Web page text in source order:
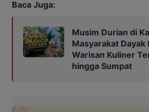
Baca Juga:
Musim Durian di
Masyarakat Dayak
Warisan Kuliner
hingga Sumpat